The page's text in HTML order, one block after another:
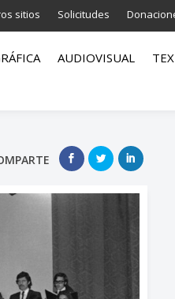
sitios Solicitudes
AUDIOVISUAL